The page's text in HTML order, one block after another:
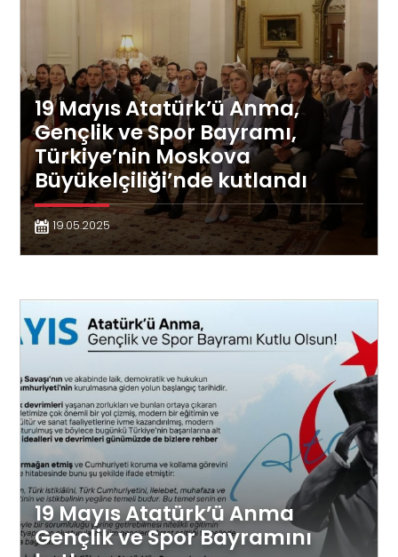
19 Mayıs Atatürk’ü Anma,
Gençlik ve Spor Bayramı,
Türkiye’nin Moskova
Büyükelçiliği’nde kutlandı
19.05.2025
19 Mayıs Atatürk’ü Anma
Gençlik ve Spor Bayramını